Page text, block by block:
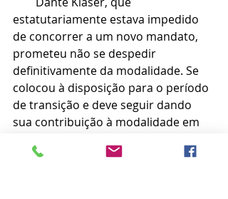
estatutariamente estava impedido
de concorrer a um novo mandato,
prometeu não se despedir
definitivamente da modalidade. Se
colocou à disposição para o período
de transição e deve seguir dando
sua contribuição à modalidade em
catarinense junto à Confederação